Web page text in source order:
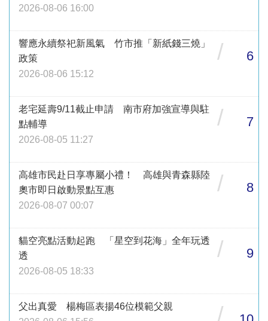
2026-08-06 16:00
響應永續祭祀新風氣 竹市推「新紙錢三燒」
政策
2026-08-06 15:12
/ 6
老宅延壽9/11截止申請 南市府加強宣導與駐
點輔導
2026-08-05 11:27
/ 7
高雄市民赴日享專屬小禮！ 高雄與青森縣陸
奧市即日啟動景點互惠
2026-08-07 00:07
/ 8
貓空亮點活動起跑 「星空到花海」全年玩透
透
2026-08-05 18:33
/ 9
父出真愛 楊梅區表揚46位模範父親
/